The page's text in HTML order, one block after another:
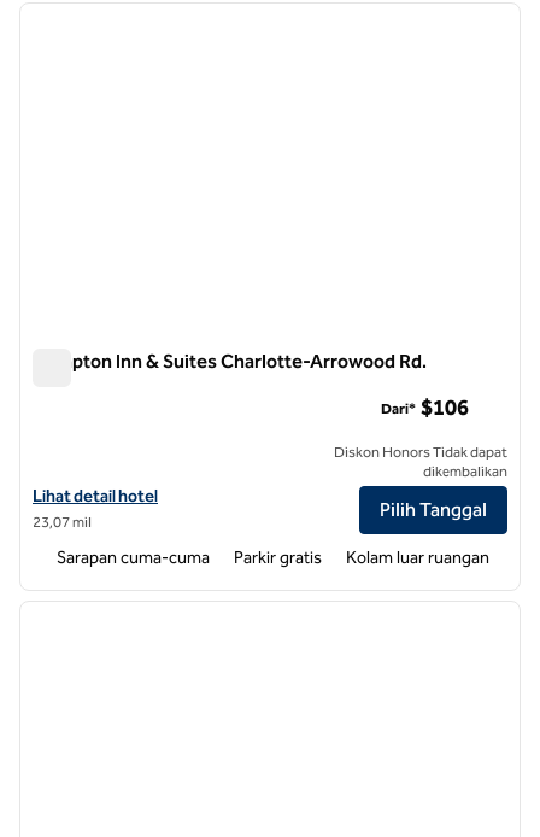
1 dari 12
Hampton Inn & Suites Charlotte-Arrowood Rd.
Lihat detail hotel untuk Hampton Inn & Suites Charlotte-Arrowood
Lihat detail hotel
23,07 mil
Dari* $106
Diskon Honors Tidak dapat
dikembalikan
Pilih Tanggal
Sarapan cuma-cuma Parkir gratis Kolam luar ruangan
1 dari 12